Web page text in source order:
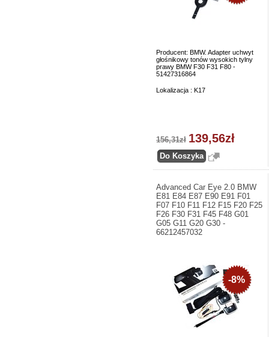
Producent: BMW. Adapter uchwyt
głośnikowy tonów wysokich tylny
prawy BMW F30 F31 F80 -
51427316864
Lokalizacja : K17
156,31zł 139,56zł
Advanced Car Eye 2.0 BMW
E81 E84 E87 E90 E91 F01
F07 F10 F11 F12 F15 F20 F25
F26 F30 F31 F45 F48 G01
G05 G11 G20 G30 -
66212457032
-8%